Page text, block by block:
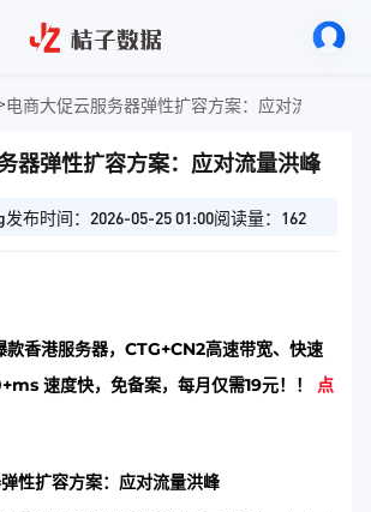
电商大促云服务器弹性扩容方案：应对流量洪峰
器弹性扩容方案：应对流量洪峰
发布时间：2026-05-25 01:00阅读量：162
款香港服务器，CTG+CN2高速带宽、快速
速度快，免备案，每月仅需19元！！ 点
性扩容方案：应对流量洪峰